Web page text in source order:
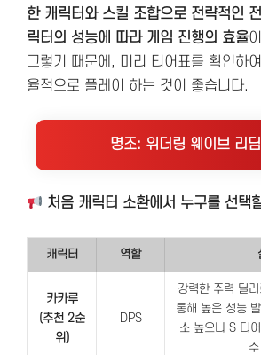
한 캐릭터와 스킬 조합으로 전략적인
릭터의 성능에 따라 게임 진행의 효율
그렇기 때문에, 미리 티어표를 확인하
율적으로 플레이 하는 것이 좋습니다.
명조: 위더링 웨이브 리
처음 캐릭터 소환에서 누구를 선택
캐릭터 역할
카카루
(추천 2순
위)
DPS
강력한 주력 딜
통해 높은 성능
소 높으나 S 티